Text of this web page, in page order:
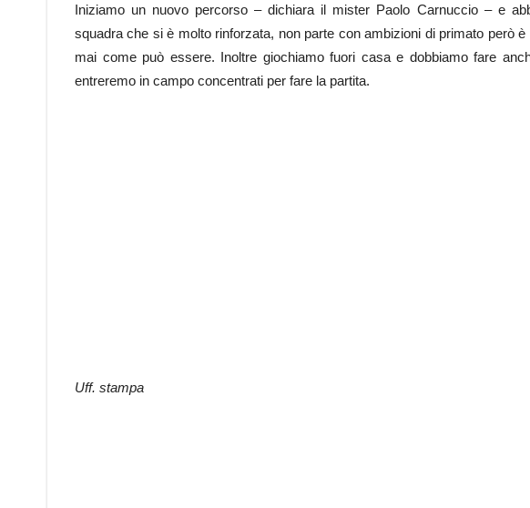
Iniziamo un nuovo percorso – dichiara il mister Paolo Carnuccio – e
squadra che si è molto rinforzata, non parte con ambizioni di primato però
mai come può essere. Inoltre giochiamo fuori casa e dobbiamo fare
entreremo in campo concentrati per fare la partita.
Uff. stampa